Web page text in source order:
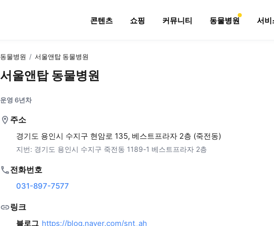
콘텐츠 쇼핑 커뮤니티 동물병원 서비
동물병원 / 서울앤탑 동물병원
서울앤탑 동물병원
운영 6년차
주소
경기도 용인시 수지구 현암로 135, 베스트프라자 2층 (죽전동)
지번: 경기도 용인시 수지구 죽전동 1189-1 베스트프라자 2층
전화번호
031-897-7577
링크
블로그 https://blog.naver.com/snt_ah